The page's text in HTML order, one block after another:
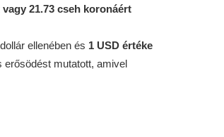
21.73 cseh koronáért
ellenében és 1 USD értéke
mutatott, amivel